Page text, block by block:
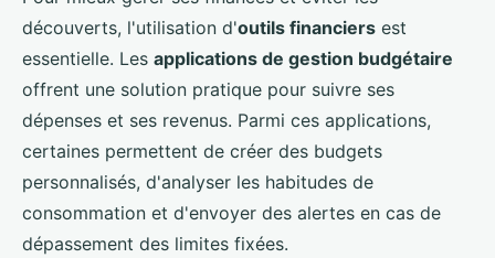
découverts, l'utilisation d'outils financiers est
essentielle. Les applications de gestion budgétaire
offrent une solution pratique pour suivre ses
dépenses et ses revenus. Parmi ces applications,
certaines permettent de créer des budgets
personnalisés, d'analyser les habitudes de
consommation et d'envoyer des alertes en cas de
dépassement des limites fixées.